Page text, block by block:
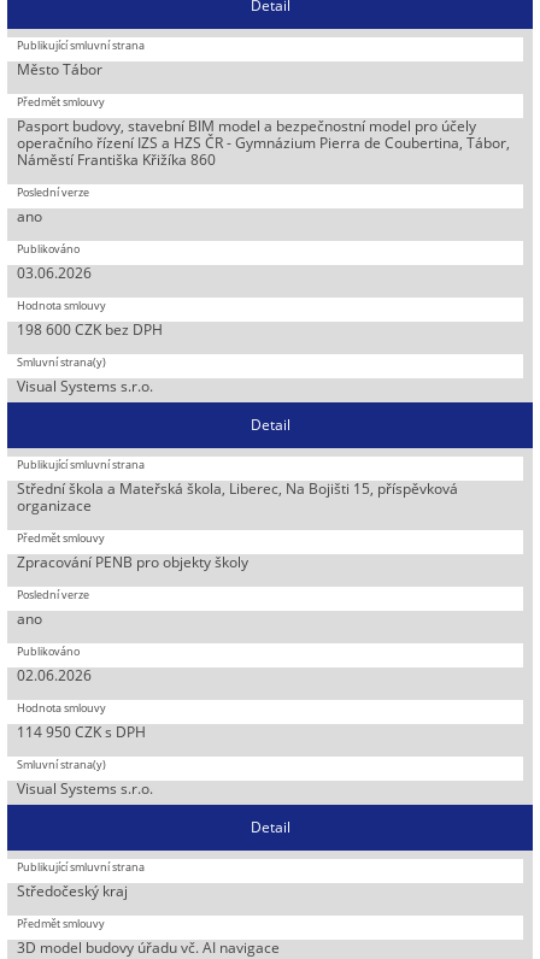
Detail
Město Tábor
Pasport budovy, stavební BIM model a bezpečnostní model pro účely
operačního řízení IZS a HZS ČR - Gymnázium Pierra de Coubertina, Tábor,
Náměstí Františka Křižíka 860
ano
03.06.2026
198 600 CZK bez DPH
Visual Systems s.r.o.
Detail
Střední škola a Mateřská škola, Liberec, Na Bojišti 15, příspěvková
organizace
Zpracování PENB pro objekty školy
ano
02.06.2026
114 950 CZK s DPH
Visual Systems s.r.o.
Detail
Středočeský kraj
3D model budovy úřadu vč. AI navigace